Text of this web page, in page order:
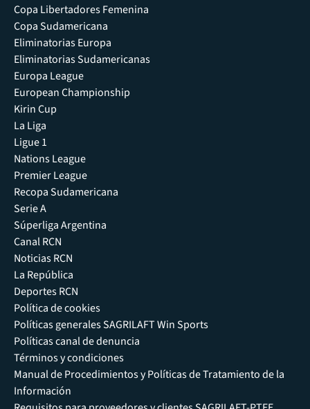
Copa Libertadores Femenina
Copa Sudamericana
Eliminatorias Europa
Eliminatorias Sudamericanas
Europa League
European Championship
Kirin Cup
La Liga
Ligue 1
Nations League
Premier League
Recopa Sudamericana
Serie A
Súperliga Argentina
Canal RCN
Noticias RCN
La República
Deportes RCN
Política de cookies
Políticas generales SAGRILAFT Win Sports
Políticas canal de denuncia
Términos y condiciones
Manual de Procedimientos y Políticas de Tratamiento de la
Información